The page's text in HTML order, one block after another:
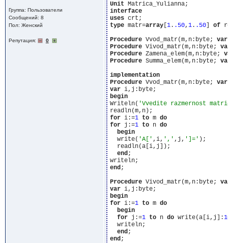
Группа: Пользователи
Сообщений: 8
Пол: Женский
Репутация: 0
Unit
interface
uses
type matr=array[ 1. .50, 1. .50] of
Procedure Vvod_matr(m,n:byte; var
Procedure Vivod_matr(m,n:byte;
Procedure Zamena_elem(m,n:byte;
Procedure Summa_elem(m,n:byte;
implementation
Procedure Vvod_matr(m,n:byte; var
var
begin
Writeln( 'Vvedite razmernost
for i:=1 to m do
for j:=1 to n do
begin
  write(
'A[' ,i, ',' ,j, ']=' );
  readln(a[i,j]);
end;
end;
Procedure Vivod_matr(m,n:byte;
var
begin
for i:=1 to m do
begin
for j:=1 to n do write(a[i,j]:
  writeln;
end
end;